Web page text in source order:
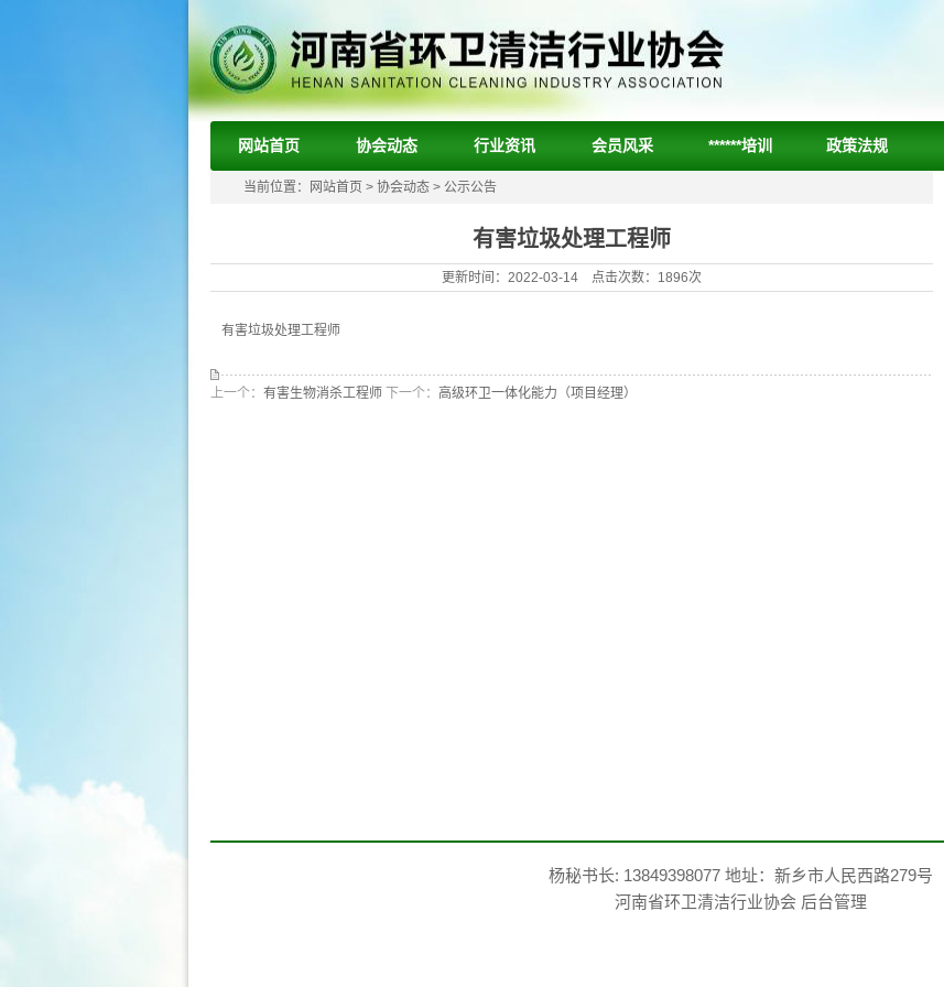
网站首页 协会动态 行业资讯 会员风采 ******培训 政策法规
当前位置： 网站首页 > 协会动态 > 公示公告
有害垃圾处理工程师
更新时间：2022-03-14 点击次数：1896次
有害垃圾处理工程师
上一个： 有害生物消杀工程师 下一个： 高级环卫一体化能力（项目经理）
杨秘书长: 13849398077 地址：新乡市人民西路279号
河南省环卫清洁行业协会 后台管理